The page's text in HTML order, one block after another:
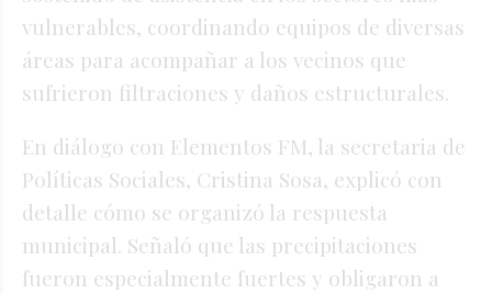
vulnerables, coordinando equipos de diversas
áreas para acompañar a los vecinos que
sufrieron filtraciones y daños estructurales.
En diálogo con Elementos FM, la secretaria de
Políticas Sociales, Cristina Sosa, explicó con
detalle cómo se organizó la respuesta
municipal. Señaló que las precipitaciones
fueron especialmente fuertes y obligaron a